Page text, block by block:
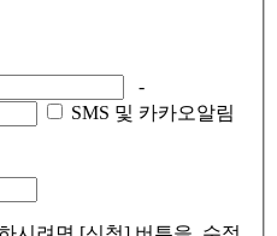
-
SMS 및 카카오알림